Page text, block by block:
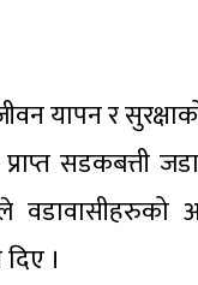
यापन र
सडकबत्ती
।